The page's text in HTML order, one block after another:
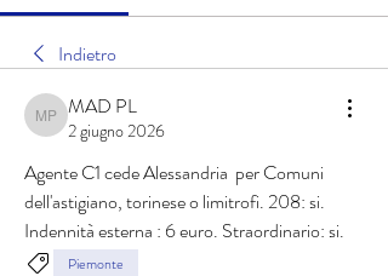
Indietro
MAD PL
MAD PL
2 giugno 2026
Agente C1 cede Alessandria  per Comuni
dell'astigiano, torinese o limitrofi. 208: si.
Indennità esterna : 6 euro. Straordinario: si.
Piemonte